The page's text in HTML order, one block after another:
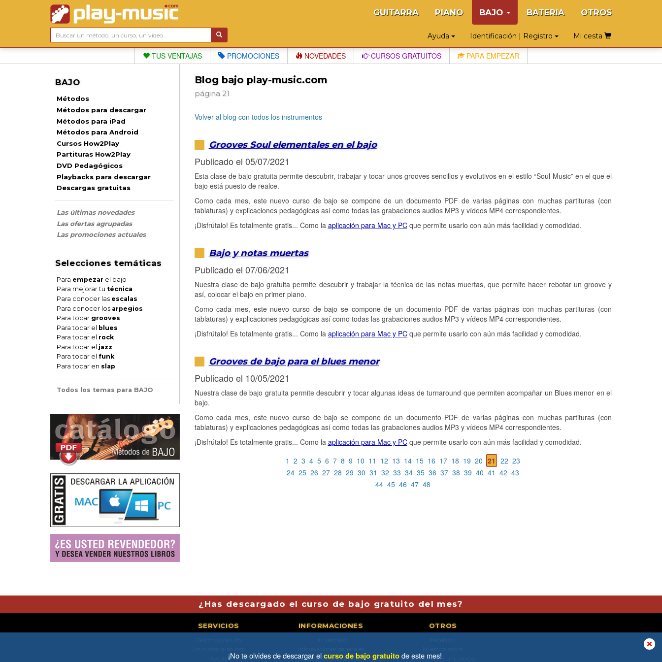
GUITARRA PIANO BAJO BATERIA OTROS
Ayuda Identificación | Registro Mi cesta
TUS VENTAJAS PROMOCIONES NOVEDADES CURSOS GRATUITOS PARA EMPEZAR
BAJO
Métodos
Métodos para descargar
Métodos para iPad
Métodos para Android
Cursos How2Play
Partituras How2Play
DVD Pedagógicos
Playbacks para descargar
Descargas gratuitas
Las últimas novedades
Las ofertas agrupadas
Las promociones actuales
Selecciones temáticas
Para empezar el bajo
Para mejorar tu técnica
Para conocer las escalas
Para conocer los arpegios
Para tocar grooves
Para tocar el blues
Para tocar el rock
Para tocar el jazz
Para tocar el funk
Para tocar en slap
Todos los temas para BAJO
Blog bajo play-music.com
página 21
Volver al blog con todos los instrumentos
Grooves Soul elementales en el bajo
Publicado el 05/07/2021
Esta clase de bajo gratuita permite descubrir, trabajar y tocar unos grooves sencillos y evolutivos en el estilo “Soul Music” en el que el
bajo está puesto de realce.
Como cada mes, este nuevo curso de bajo se compone de un documento PDF de varias páginas con muchas partituras (con
tablaturas) y explicaciones pedagógicas así como todas las grabaciones audios MP3 y vídeos MP4 correspondientes.
¡Disfrútalo! Es totalmente gratis... Como la aplicación para Mac y PCque permite usarlo con aún más facilidad y comodidad.
Bajo y notas muertas
Publicado el 07/06/2021
Nuestra clase de bajo gratuita permite descubrir y trabajar la técnica de las notas muertas, que permite hacer rebotar un groove y
así, colocar el bajo en primer plano.
Como cada mes, este nuevo curso de bajo se compone de un documento PDF de varias páginas con muchas partituras (con
tablaturas) y explicaciones pedagógicas así como todas las grabaciones audios MP3 y vídeos MP4 correspondientes.
¡Disfrútalo! Es totalmente gratis... Como la aplicación para Mac y PCque permite usarlo con aún más facilidad y comodidad.
Grooves de bajo para el blues menor
Publicado el 10/05/2021
Nuestra clase de bajo gratuita permite descubrir y tocar algunas ideas de turnaround que permiten acompañar un Blues menor en el
bajo.
Como cada mes, este nuevo curso de bajo se compone de un documento PDF de varias páginas con muchas partituras (con
tablaturas) y explicaciones pedagógicas así como todas las grabaciones audios MP3 y vídeos MP4 correspondientes.
¡Disfrútalo! Es totalmente gratis... Como la aplicación para Mac y PCque permite usarlo con aún más facilidad y comodidad.
1 2 3 4 5 6 7 8 9 10 11 12 13 14 15 16 17 18 19 20 21 22 23
24 25 26 27 28 29 30 31 32 33 34 35 36 37 38 39 40 41 42 43
44 45 46 47 48
¿Has descargado el curso de bajo gratuito del mes?
SERVICIOS INFORMACIONES
Rebajas & descuentos
OTROS
Derechos de utilización
✕
¡No te olvides de descargar elcurso de bajo gratuitode este mes!